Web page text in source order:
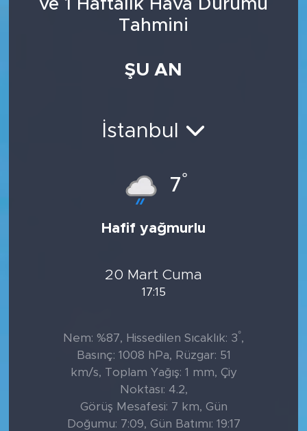
ve 1 Haftalık Hava Durumu
Tahmini
ŞU AN
İstanbul
7°
Hafif yağmurlu
20 Mart Cuma
17:15
Nem: %87, Hissedilen Sıcaklık: 3°,
Basınç: 1008 hPa, Rüzgar: 51
km/s, Toplam Yağış: 1 mm, Çiy
Noktası: 4.2,
Görüş Mesafesi: 7 km, Gün
Doğumu: 7:09, Gün Batımı: 19:17